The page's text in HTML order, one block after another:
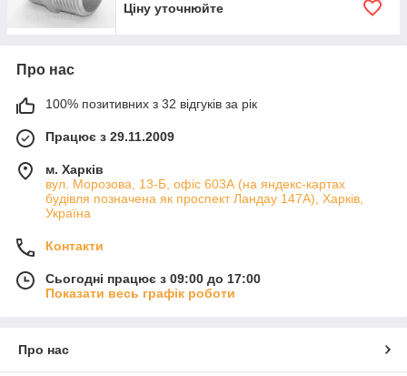
Ціну уточнюйте
Про нас
100% позитивних з 32 відгуків за рік
Працює з 29.11.2009
м. Харків
вул. Морозова, 13-Б, офіс 603А (на яндекс-картах
будівля позначена як проспект Ландау 147А), Харків,
Україна
Контакти
Сьогодні працює з 09:00 до 17:00
Показати весь графік роботи
Про нас